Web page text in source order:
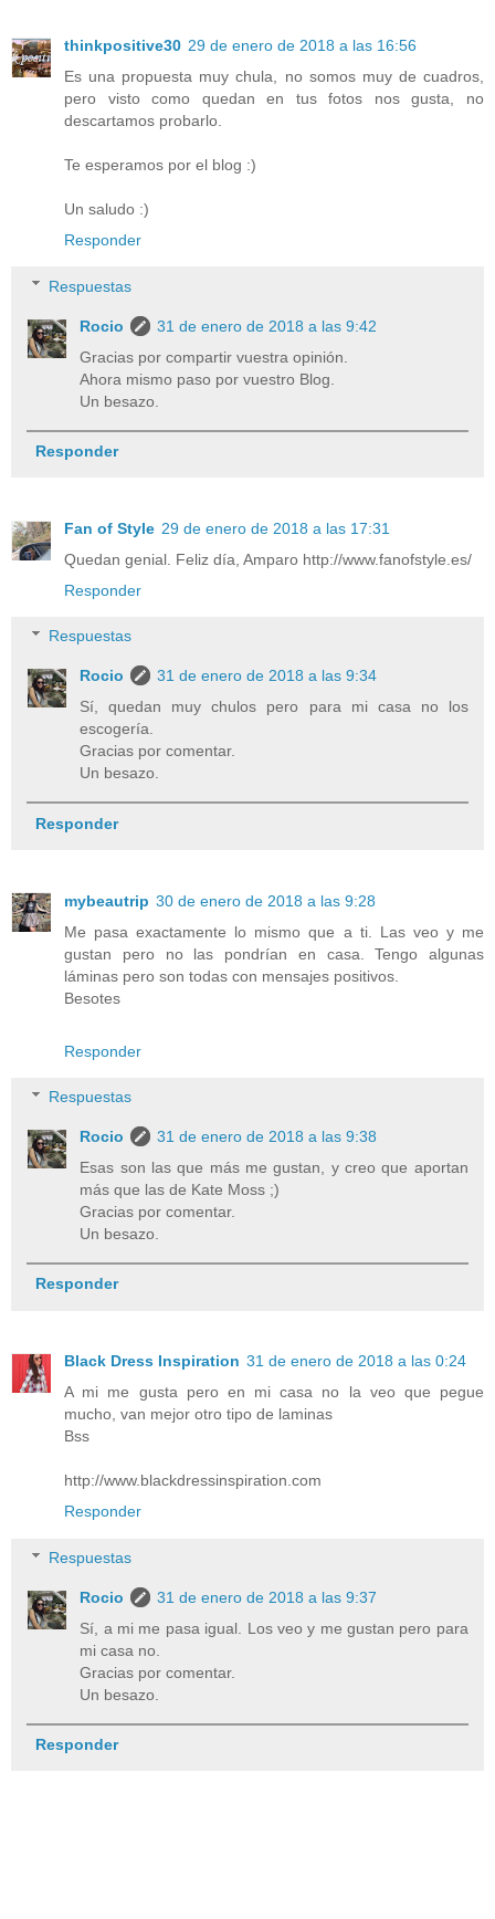
thinkpositive30 29 de enero de 2018 a las 16:56
Es una propuesta muy chula, no somos muy de cuadros,
pero visto como quedan en tus fotos nos gusta, no
descartamos probarlo.
Te esperamos por el blog :)
Un saludo :)
Responder
Respuestas
Rocio
31 de enero de 2018 a las 9:42
Gracias por compartir vuestra opinión.
Ahora mismo paso por vuestro Blog.
Un besazo.
Responder
Fan of Style 29 de enero de 2018 a las 17:31
Quedan genial. Feliz día, Amparo http://www.fanofstyle.es/
Responder
Respuestas
Rocio
31 de enero de 2018 a las 9:34
Sí, quedan muy chulos pero para mi casa no los
escogería.
Gracias por comentar.
Un besazo.
Responder
mybeautrip 30 de enero de 2018 a las 9:28
Me pasa exactamente lo mismo que a ti. Las veo y me
gustan pero no las pondrían en casa. Tengo algunas
láminas pero son todas con mensajes positivos.
Besotes
Responder
Respuestas
Rocio
31 de enero de 2018 a las 9:38
Esas son las que más me gustan, y creo que aportan
más que las de Kate Moss ;)
Gracias por comentar.
Un besazo.
Responder
Black Dress Inspiration 31 de enero de 2018 a las 0:24
A mi me gusta pero en mi casa no la veo que pegue
mucho, van mejor otro tipo de laminas
Bss
http://www.blackdressinspiration.com
Responder
Respuestas
Rocio
31 de enero de 2018 a las 9:37
Sí, a mi me pasa igual. Los veo y me gustan pero para
mi casa no.
Gracias por comentar.
Un besazo.
Responder